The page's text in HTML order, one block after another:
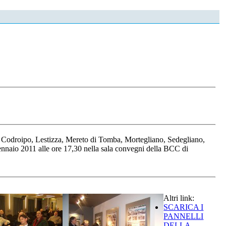
Lestizza, Mereto di Tomba, Mortegliano, Sedegliano,
2011 alle ore 17,30 nella sala convegni della BCC di
Altri link:
SCARICA I
PANNELLI